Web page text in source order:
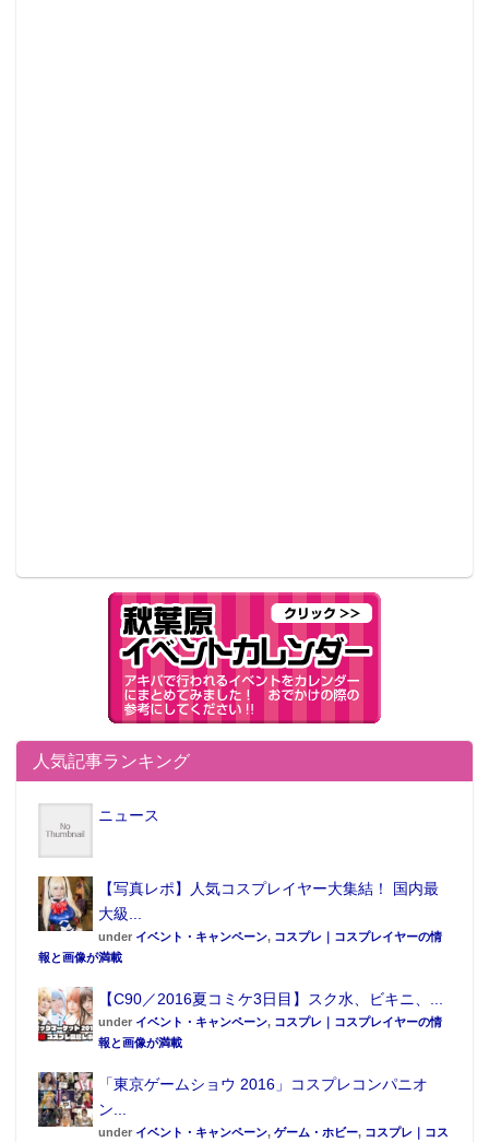
人気記事ランキング
ニュース
【写真レポ】人気コスプレイヤー大集結！ 国内最
大級...
under イベント・キャンペーン, コスプレ｜コスプレイヤーの情
報と画像が満載
【C90／2016夏コミケ3日目】スク水、ビキニ、...
under イベント・キャンペーン, コスプレ｜コスプレイヤーの情
報と画像が満載
「東京ゲームショウ 2016」コスプレコンパニオ
ン...
under イベント・キャンペーン, ゲーム・ホビー, コスプレ｜コス